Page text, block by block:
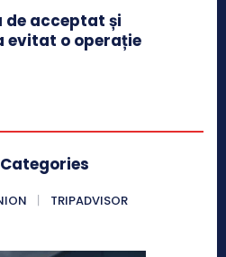
de acceptat și
evitat o operație
TRIPADVISOR